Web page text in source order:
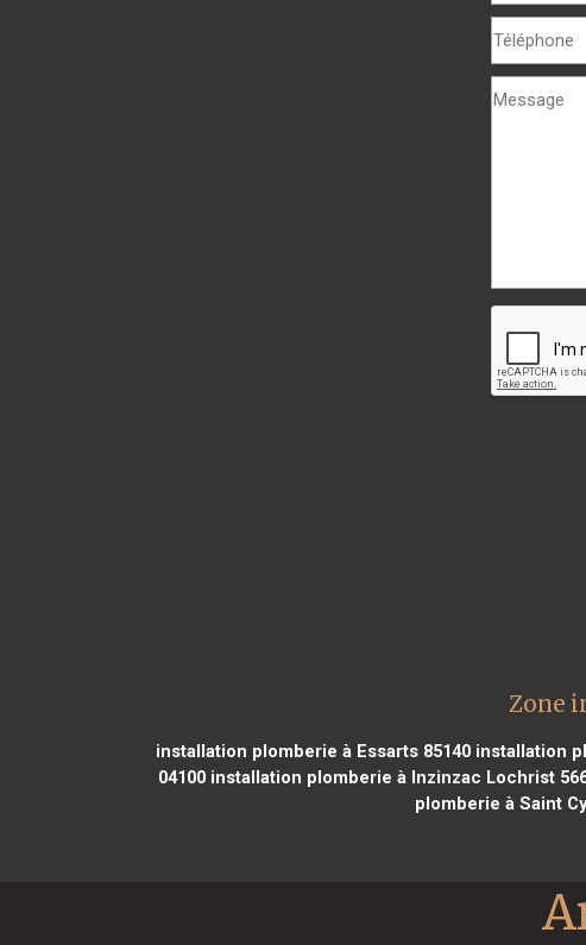
Zone
installation plomberie à Essarts 85140 installation
04100 installation plomberie à Inzinzac Lochrist
plomberie à Saint